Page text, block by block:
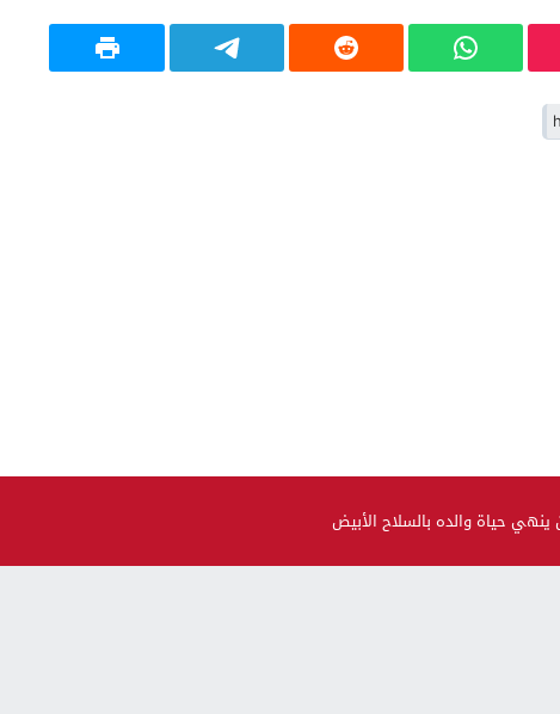
ينهي حياة والده بالسلاح الأبيض